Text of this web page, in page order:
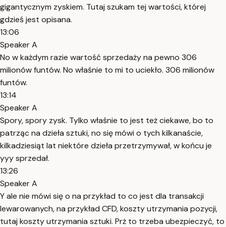
gigantycznym zyskiem. Tutaj szukam tej wartości, której
gdzieś jest opisana.
13:06
Speaker A
No w każdym razie wartość sprzedaży na pewno 306
milionów funtów. No właśnie to mi to uciekło. 306 milionów
funtów.
13:14
Speaker A
Spory, spory zysk. Tylko właśnie to jest też ciekawe, bo to
patrząc na dzieła sztuki, no się mówi o tych kilkanaście,
kilkadziesiąt lat niektóre dzieła przetrzymywał, w końcu je
yyy sprzedał.
13:26
Speaker A
Y ale nie mówi się o na przykład to co jest dla transakcji
lewarowanych, na przykład CFD, koszty utrzymania pozycji,
tutaj koszty utrzymania sztuki. Prż to trzeba ubezpieczyć, to